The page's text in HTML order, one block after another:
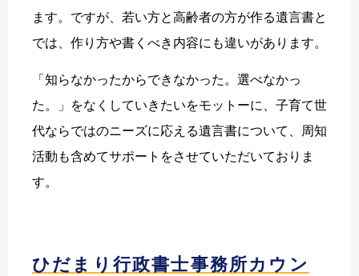
ます。ですが、若い方と高齢者の方が作る遺言書と
では、作り方や書くべき内容にも違いがあります。
「知らなかったからできなかった。選べなかっ
た。」をなくしていきたいをモットーに、子育て世
代ならではのニーズに応える遺言書について、周知
活動も含めてサポートをさせていただいておりま
す。
ひだまり行政書士事務所カウン